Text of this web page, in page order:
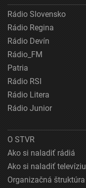
Rádio Slovensko
Rádio Regina
Rádio Devín
Rádio_FM
Patria
Rádio RSI
Rádio Litera
Rádio Junior
O STVR
Ako si naladiť rádiá
Ako si naladiť televíziu
Organizačná štruktúra